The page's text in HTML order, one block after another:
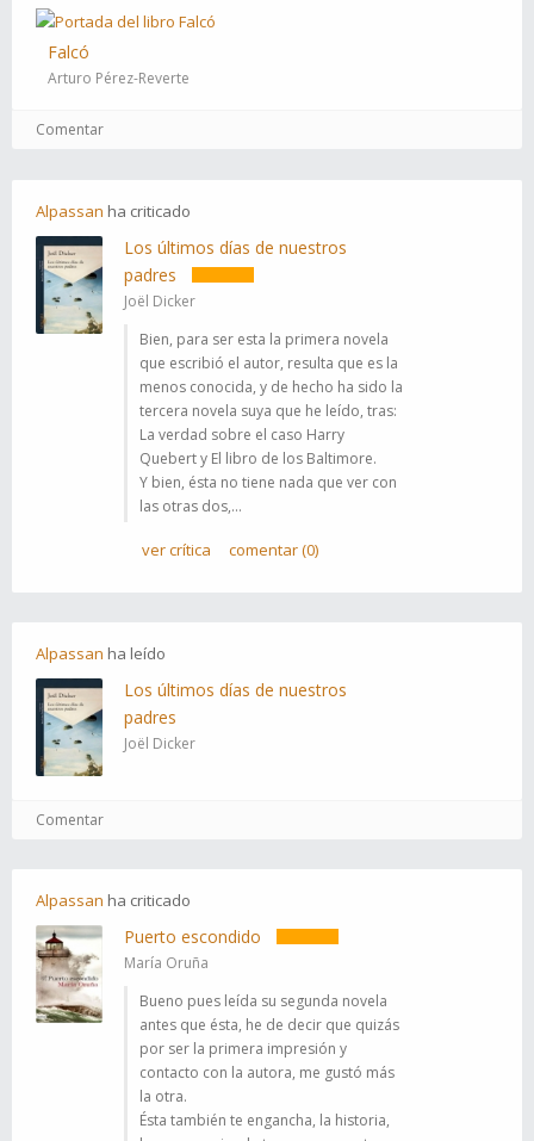
Falcó
Arturo Pérez-Reverte
Comentar
Alpassan ha criticado
Los últimos días de nuestros
padres
Joël Dicker
Bien, para ser esta la primera novela
que escribió el autor, resulta que es la
menos conocida, y de hecho ha sido la
tercera novela suya que he leído, tras:
La verdad sobre el caso Harry
Quebert y El libro de los Baltimore.
Y bien, ésta no tiene nada que ver con
las otras dos,...
ver crítica comentar (0)
Alpassan ha leído
Los últimos días de nuestros
padres
Joël Dicker
Comentar
Alpassan ha criticado
Puerto escondido
María Oruña
Bueno pues leída su segunda novela
antes que ésta, he de decir que quizás
por ser la primera impresión y
contacto con la autora, me gustó más
la otra.
Ésta también te engancha, la historia,